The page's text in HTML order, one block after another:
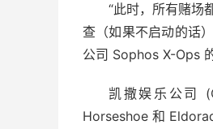
“此时，所有赌场
查（如果不启动的话
公司 Sophos X-Ops
凯撒娱乐公司
Horseshoe 和